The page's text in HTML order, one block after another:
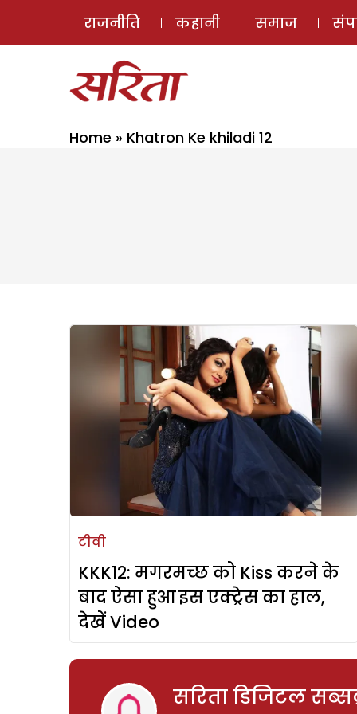
राजनीति कहानी समाज
Home » Khatron Ke khiladi 12
टीवी
KKK12: मगरमच्छ को Kiss करने के
बाद ऐसा हुआ इस एक्ट्रेस का हाल,
देखें Video
सरिता डिजिटल